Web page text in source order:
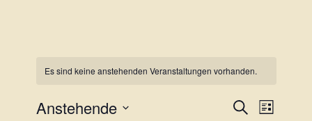
Es sind keine anstehenden Veranstaltungen vorhanden.
Suche
Liste
Anstehende